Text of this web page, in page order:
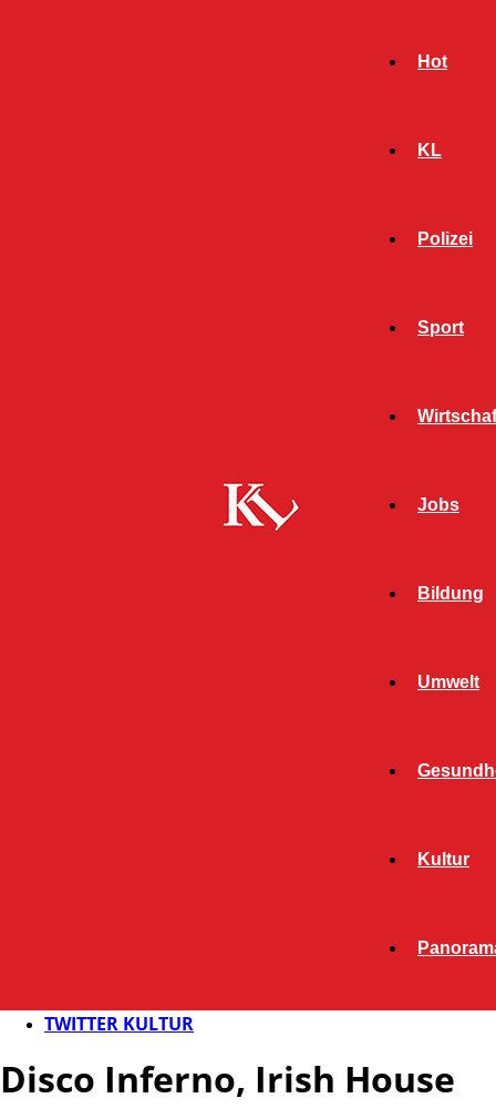
Hot
KL
Polizei
Sport
Jobs
Bildung
Umwelt
Kultur
TWITTER KULTUR
Disco Inferno, Irish House